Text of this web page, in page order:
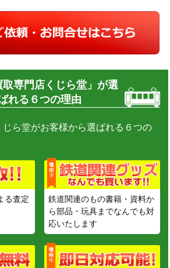
取専門店くじら堂」が選
れる６つの理由
ら堂がお客様から選ばれる６つの
る査定
鉄道関連のもの書籍・資料か
ら部品・玩具までなんでも対
応いたします